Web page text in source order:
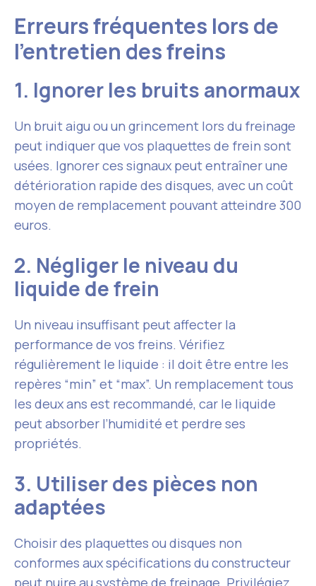
Erreurs fréquentes lors de
l’entretien des freins
1. Ignorer les bruits anormaux
Un bruit aigu ou un grincement lors du freinage
peut indiquer que vos plaquettes de frein sont
usées. Ignorer ces signaux peut entraîner une
détérioration rapide des disques, avec un coût
moyen de remplacement pouvant atteindre 300
euros.
2. Négliger le niveau du
liquide de frein
Un niveau insuffisant peut affecter la
performance de vos freins. Vérifiez
régulièrement le liquide : il doit être entre les
repères “min” et “max”. Un remplacement tous
les deux ans est recommandé, car le liquide
peut absorber l’humidité et perdre ses
propriétés.
3. Utiliser des pièces non
adaptées
Choisir des plaquettes ou disques non
conformes aux spécifications du constructeur
peut nuire au système de freinage. Privilégiez